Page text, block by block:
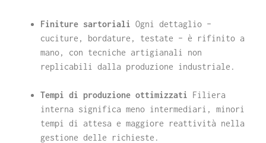
Finiture sartoriali Ogni dettaglio –
cuciture, bordature, testate – è rifinito a
mano, con tecniche artigianali non
replicabili dalla produzione industriale.
Tempi di produzione ottimizzati Filiera
interna significa meno intermediari, minori
tempi di attesa e maggiore reattività nella
gestione delle richieste.